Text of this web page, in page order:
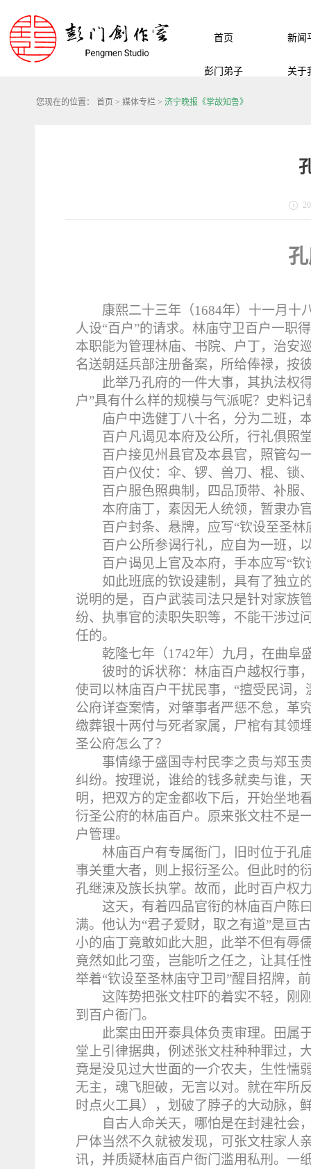
首页 新闻
彭门弟子 关于
您现在的位置： 首页 > 媒体专栏 > 济宁晚报《掌故知鲁》
康熙二十三年（1684年）十一月十
人设“百户”的请求。林庙守卫百户一职
本职能为管理林庙、书院、户丁，治安
名送朝廷兵部注册备案，所给俸禄，按
此举乃孔府的一件大事，其执法权
户”具有什么样的规模与气派呢？史料记
庙户中选健丁八十名，分为二班，
百户凡谒见本府及公所，行礼俱照
百户接见州县官及本县官，照管勾
百户仪仗：伞、锣、兽刀、棍、锁
百户服色照典制，四品顶带、补服
本府庙丁，素因无人统领，暂隶办
百户封条、悬牌，应写“钦设至圣林
百户公所参谒行礼，应自为一班，
百户谒见上官及本府，手本应写“
如此班底的钦设建制，具有了独立
说明的是，百户武装司法只是针对家族
纷、执事官的渎职失职等，不能干涉过
任的。
乾隆七年（1742年）九月，在曲阜
彼时的诉状称：林庙百户越权行事
使司以林庙百户干扰民事，“擅受民词
公府详查案情，对肇事者严惩不怠，革
缴葬银十两付与死者家属，尸棺有其领
圣公府怎么了？
事情缘于盛国寺村民李之贵与郑玉
纠纷。按理说，谁给的钱多就卖与谁，
明，把双方的定金都收下后，开始坐地
衍圣公府的林庙百户。原来张文柱不是
户管理。
林庙百户有专属衙门，旧时位于孔
事关重大者，则上报衍圣公。但此时的
孔继涑及族长执掌。故而，此时百户权
这天，有着四品官衔的林庙百户陈
满。他认为“君子爱财，取之有道”是亘
小的庙丁竟敢如此大胆，此举不但有辱
竟然如此刁蛮，岂能听之任之，让其任
举着“钦设至圣林庙守卫司”醒目招牌，
这阵势把张文柱吓的着实不轻，刚
到百户衙门。
此案由田开泰具体负责审理。田属
堂上引律据典，例述张文柱种种罪过，
竟是没见过大世面的一介农夫，生性懦
无主，魂飞胆破，无言以对。就在牢所
时点火工具），划破了脖子的大动脉，
自古人命关天，哪怕是在封建社会
尸体当然不久就被发现，可张文柱家人
讯，并质疑林庙百户衙门滥用私刑。一